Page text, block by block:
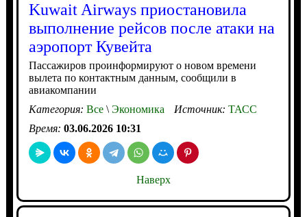
Kuwait Airways приостановила
выполнение рейсов после атаки на
аэропорт Кувейта
Пассажиров проинформируют о новом времени
вылета по контактным данным, сообщили в
авиакомпании
Категория: Все\Экономика Источник: ТАСС
Время: 03.06.2026 10:31
Наверх